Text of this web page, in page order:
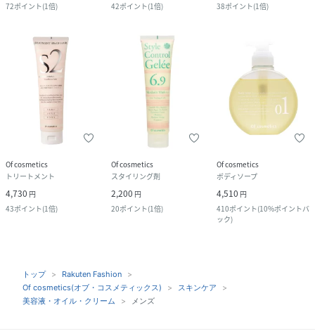
72ポイント(1倍)
42ポイント(1倍)
38ポイント(1倍)
Of cosmetics
トリートメント
4,730 円
43ポイント(1倍)
Of cosmetics
スタイリング剤
2,200 円
20ポイント(1倍)
Of cosmetics
ボディソープ
4,510 円
410ポイント(10%ポイントバ
ック)
トップ
Rakuten Fashion
Of cosmetics(オブ・コスメティックス)
スキンケア
美容液・オイル・クリーム
メンズ